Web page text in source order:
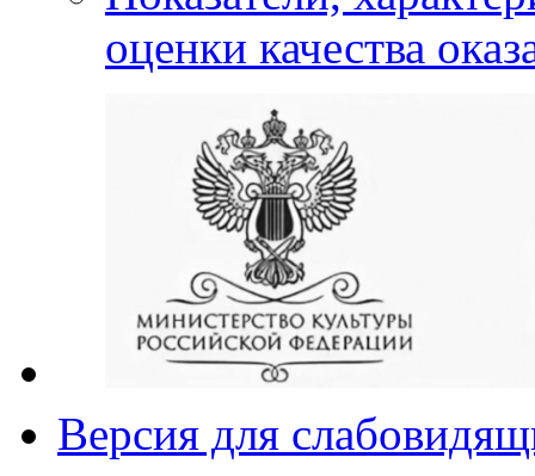
оценки качества
Версия для